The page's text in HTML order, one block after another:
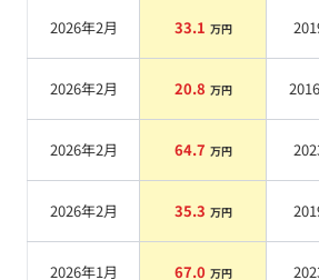
2026年2月 33.1 万円
2026年2月 20.8 万円 2016
2026年2月 64.7 万円
2026年2月 35.3 万円
2026年1月 67.0 万円